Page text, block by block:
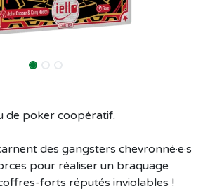
de poker coopératif.
des gangsters chevronné·e·s
pour réaliser un braquage
forts réputés inviolables !